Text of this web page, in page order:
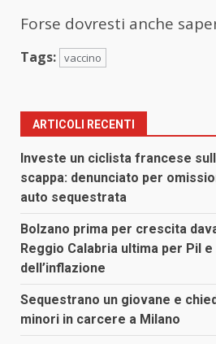
Forse dovresti anche
Tags: vaccino
ARTICOLI RECENTI
Investe un ciclista francese
scappa: denunciato per
auto sequestrata
Bolzano prima per crescita
Reggio Calabria ultima per Pil
dell’inflazione
Sequestrano un giovane e
minori in carcere a Milano